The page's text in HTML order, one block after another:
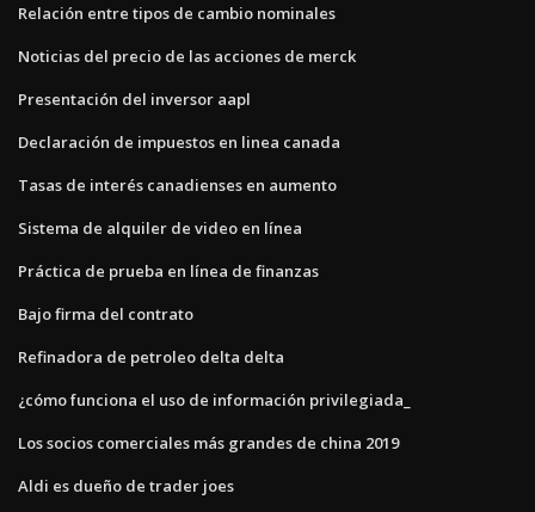
Relación entre tipos de cambio nominales
Noticias del precio de las acciones de merck
Presentación del inversor aapl
Declaración de impuestos en linea canada
Tasas de interés canadienses en aumento
Sistema de alquiler de video en línea
Práctica de prueba en línea de finanzas
Bajo firma del contrato
Refinadora de petroleo delta delta
¿cómo funciona el uso de información privilegiada_
Los socios comerciales más grandes de china 2019
Aldi es dueño de trader joes